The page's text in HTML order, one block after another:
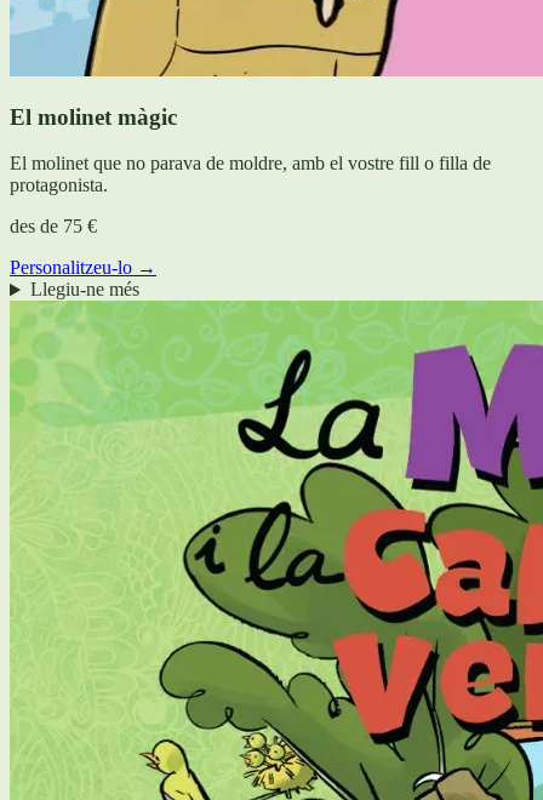
El molinet màgic
El molinet que no parava de moldre, amb el vostre fill o filla de
protagonista.
des de 75 €
Personalitzeu-lo →
Llegiu-ne més